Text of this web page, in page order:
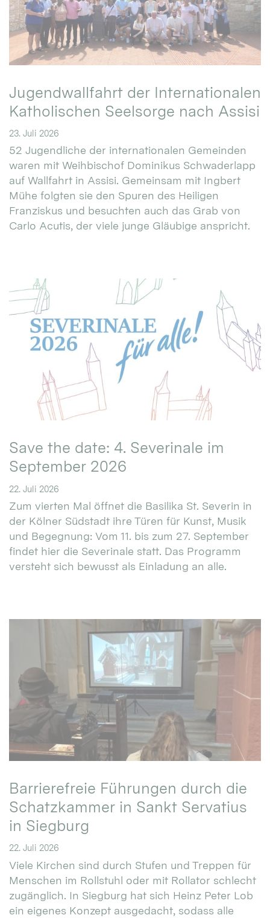
Jugendwallfahrt der Internationalen
Katholischen Seelsorge nach Assisi
23. Juli 2026
52 Jugendliche der internationalen Gemeinden
waren mit Weihbischof Dominikus Schwaderlapp
auf Wallfahrt in Assisi. Gemeinsam mit Ingbert
Mühe folgten sie den Spuren des Heiligen
Franziskus und besuchten auch das Grab von
Carlo Acutis, der viele junge Gläubige anspricht.
Save the date: 4. Severinale im
September 2026
22. Juli 2026
Zum vierten Mal öffnet die Basilika St. Severin in
der Kölner Südstadt ihre Türen für Kunst, Musik
und Begegnung: Vom 11. bis zum 27. September
findet hier die Severinale statt. Das Programm
versteht sich bewusst als Einladung an alle.
Barrierefreie Führungen durch die
Schatzkammer in Sankt Servatius
in Siegburg
22. Juli 2026
Viele Kirchen sind durch Stufen und Treppen für
Menschen im Rollstuhl oder mit Rollator schlecht
zugänglich. In Siegburg hat sich Heinz Peter Lob
ein eigenes Konzept ausgedacht, sodass alle